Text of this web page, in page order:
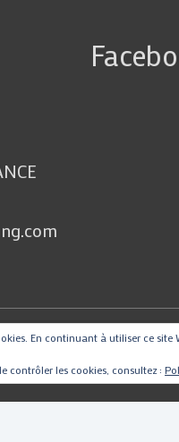
En continuant à utiliser ce site
contrôler les cookies, consultez :